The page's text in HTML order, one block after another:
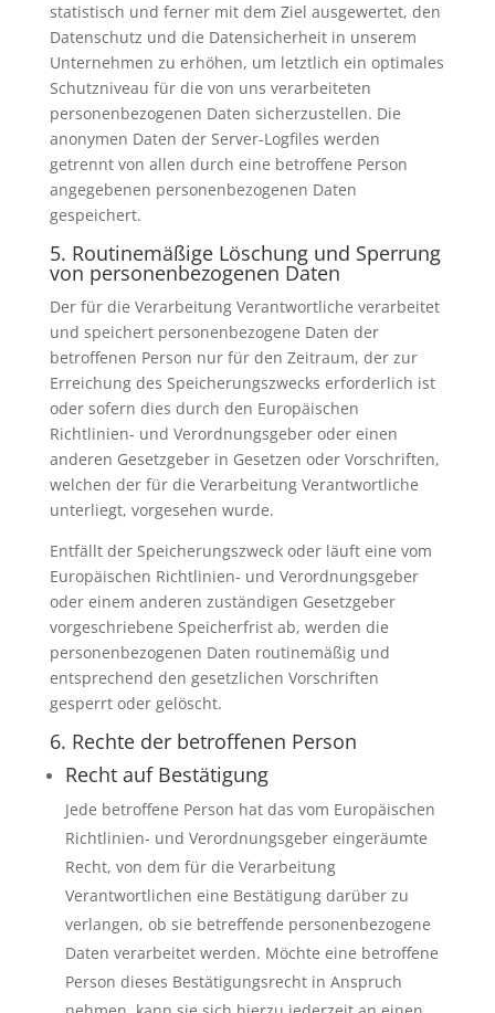
statistisch und ferner mit dem Ziel ausgewertet, den
Datenschutz und die Datensicherheit in unserem
Unternehmen zu erhöhen, um letztlich ein optimales
Schutzniveau für die von uns verarbeiteten
personenbezogenen Daten sicherzustellen. Die
anonymen Daten der Server-Logfiles werden
getrennt von allen durch eine betroffene Person
angegebenen personenbezogenen Daten
gespeichert.
5. Routinemäßige Löschung und Sperrung
von personenbezogenen Daten
Der für die Verarbeitung Verantwortliche verarbeitet
und speichert personenbezogene Daten der
betroffenen Person nur für den Zeitraum, der zur
Erreichung des Speicherungszwecks erforderlich ist
oder sofern dies durch den Europäischen
Richtlinien- und Verordnungsgeber oder einen
anderen Gesetzgeber in Gesetzen oder Vorschriften,
welchen der für die Verarbeitung Verantwortliche
unterliegt, vorgesehen wurde.
Entfällt der Speicherungszweck oder läuft eine vom
Europäischen Richtlinien- und Verordnungsgeber
oder einem anderen zuständigen Gesetzgeber
vorgeschriebene Speicherfrist ab, werden die
personenbezogenen Daten routinemäßig und
entsprechend den gesetzlichen Vorschriften
gesperrt oder gelöscht.
6. Rechte der betroffenen Person
Recht auf Bestätigung
Jede betroffene Person hat das vom Europäischen
Richtlinien- und Verordnungsgeber eingeräumte
Recht, von dem für die Verarbeitung
Verantwortlichen eine Bestätigung darüber zu
verlangen, ob sie betreffende personenbezogene
Daten verarbeitet werden. Möchte eine betroffene
Person dieses Bestätigungsrecht in Anspruch